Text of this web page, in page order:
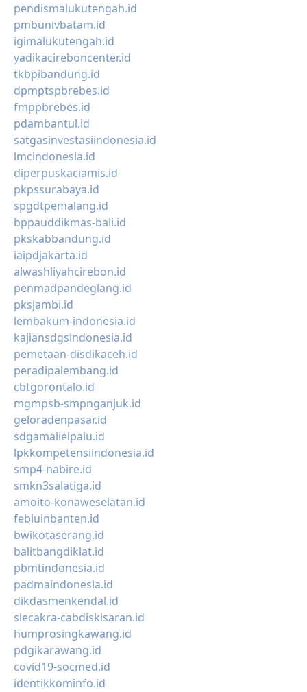
pendismalukutengah.id
pmbunivbatam.id
igimalukutengah.id
yadikacireboncenter.id
tkbpibandung.id
dpmptspbrebes.id
fmppbrebes.id
pdambantul.id
satgasinvestasiindonesia.id
lmcindonesia.id
diperpuskaciamis.id
pkpssurabaya.id
spgdtpemalang.id
bppauddikmas-bali.id
pkskabbandung.id
iaipdjakarta.id
alwashliyahcirebon.id
penmadpandeglang.id
pksjambi.id
lembakum-indonesia.id
kajiansdgsindonesia.id
pemetaan-disdikaceh.id
peradipalembang.id
cbtgorontalo.id
mgmpsb-smpnganjuk.id
geloradenpasar.id
sdgamalielpalu.id
lpkkompetensiindonesia.id
smp4-nabire.id
smkn3salatiga.id
amoito-konaweselatan.id
febiuinbanten.id
bwikotaserang.id
balitbangdiklat.id
pbmtindonesia.id
padmaindonesia.id
dikdasmenkendal.id
siecakra-cabdiskisaran.id
humprosingkawang.id
pdgikarawang.id
covid19-socmed.id
identikkominfo.id